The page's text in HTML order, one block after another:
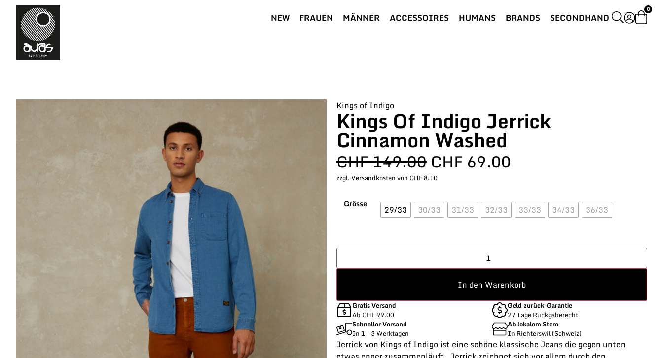
NEW FRAUEN MÄNNER ACCESSOIRES HUMANS BRANDS SECONDHAND
0
Kings of Indigo
Kings Of Indigo Jerrick
Cinnamon Washed
CHF149.00CHF 69.00
zzgl. Versandkosten von CHF 8.10
Grösse 29/33 30/33 31/33 32/33 33/33 34/33 36/33
In den Warenkorb
Gratis Versand
Ab CHF 99.00
Geld-zurück-Garantie
27 Tage Rückgaberecht
Schneller Versand
In 1 - 3 Werktagen
Ab lokalem Store
In Richterswil (Schweiz)
Jerrick von Kings of Indigo ist eine schöne klassische Jeans die gegen unten